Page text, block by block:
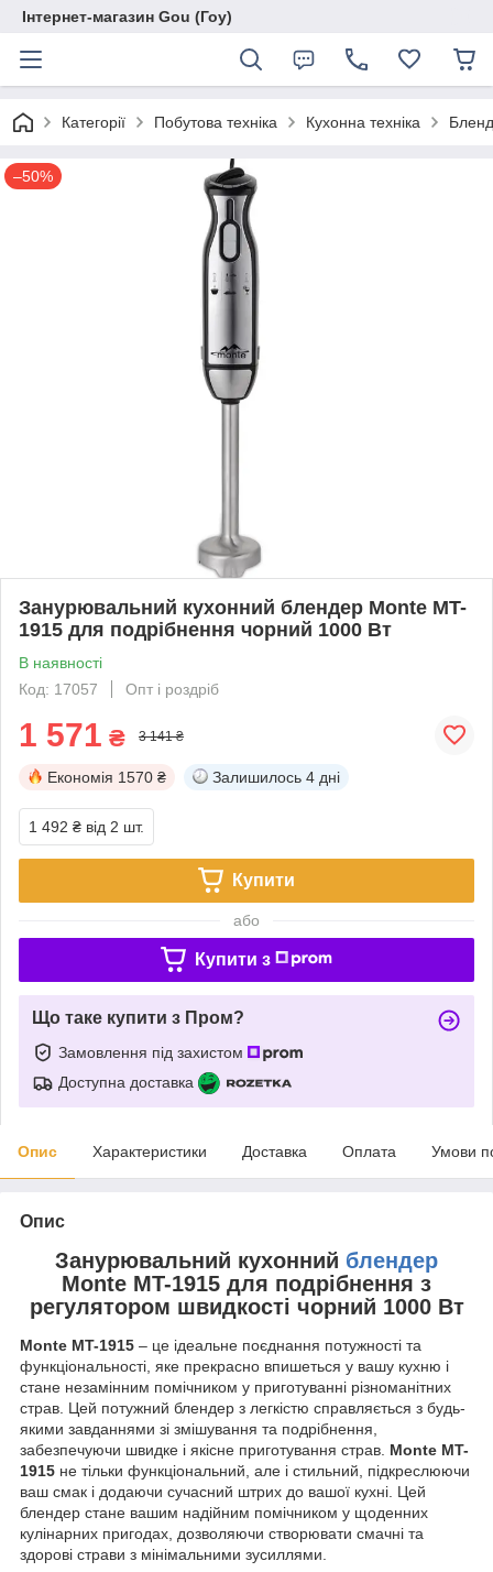
Інтернет-магазин Gou (Гоу)
Категорії Побутова техніка Кухонна техніка
–50%
Занурювальний кухонний блендер Monte MT-
1915 для подрібнення чорний 1000 Вт
В наявності
Код: 17057
Опт і роздріб
1 571 ₴ 3 141 ₴
Економія 1570 ₴ Залишилось 4 дні
1 492 ₴ від 2 шт.
Купити
або
Купити з
Що таке купити з Пром?
Замовлення під захистом
Доступна доставка
Опис Характеристики Доставка Оплата Умови
Опис
Занурювальний кухонний блендер
Monte MT-1915 для подрібнення з
регулятором швидкості чорний 1000 Вт
Monte MT-1915 – це ідеальне поєднання потужності та
функціональності, яке прекрасно впишеться у вашу кухню і
стане незамінним помічником у приготуванні різноманітних
страв. Цей потужний блендер з легкістю справляється з будь-
якими завданнями зі змішування та подрібнення,
забезпечуючи швидке і якісне приготування страв. Monte MT-
1915 не тільки функціональний, але і стильний, підкреслюючи
ваш смак і додаючи сучасний штрих до вашої кухні. Цей
блендер стане вашим надійним помічником у щоденних
кулінарних пригодах, дозволяючи створювати смачні та
здорові страви з мінімальними зусиллями.